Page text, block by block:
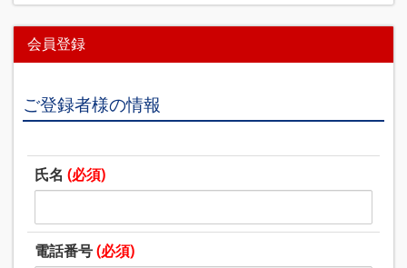
会員登録
ご登録者様の情報
氏名 (必須)
電話番号(必須)